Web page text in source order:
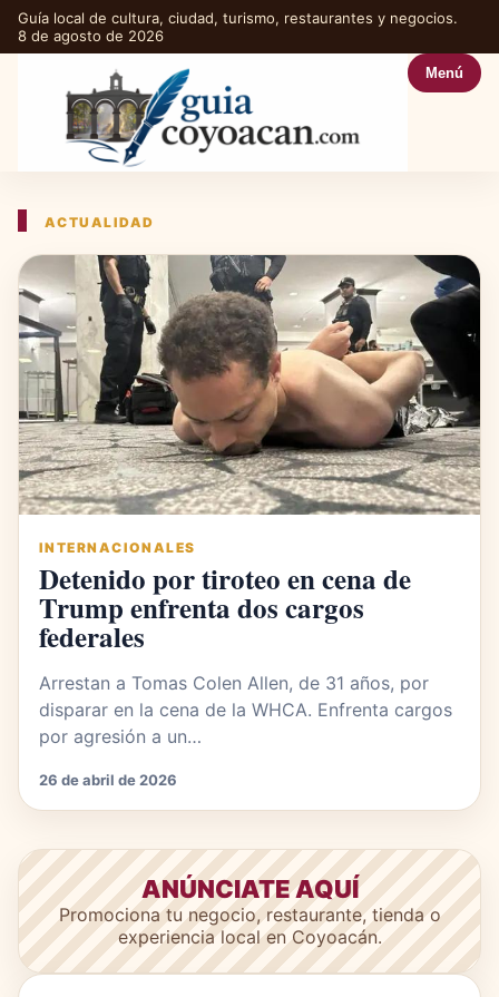
Guía local de cultura, ciudad, turismo, restaurantes y negocios.
8 de agosto de 2026
Menú
ACTUALIDAD
INTERNACIONALES
Detenido por tiroteo en cena de
Trump enfrenta dos cargos
federales
Arrestan a Tomas Colen Allen, de 31 años, por
disparar en la cena de la WHCA. Enfrenta cargos
por agresión a un…
26 de abril de 2026
ANÚNCIATE AQUÍ
Promociona tu negocio, restaurante, tienda o
experiencia local en Coyoacán.